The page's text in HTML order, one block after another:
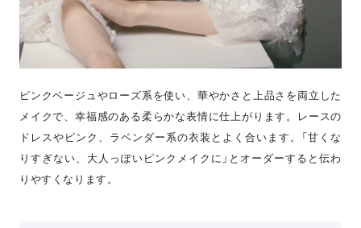
ピンクベージュやローズ系を使い、華やかさと上品さを両立した
メイクで、幸福感のある柔らかな表情に仕上がります。レースの
ドレスやピンク、ラベンダー系の衣装とよく合います。「甘くな
りすぎない、大人っぽいピンクメイクに」とオーダーすると伝わ
りやすくなります。